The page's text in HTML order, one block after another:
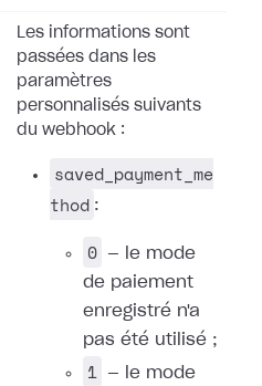
Les informations sont
passées dans les
paramètres
personnalisés suivants
du webhook :
saved_payment_me
thod :
0
— le mode
de paiement
enregistré n'a
pas été utilisé ;
1
— le mode